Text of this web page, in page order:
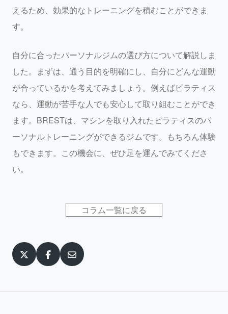
えるため、効果的なトレーニングを積むことができま
す。
自分に合ったパーソナルジムの選び方について解説しま
した。まずは、通う目的を明確にし、自分にどんな運動
が合っているかを考えてみましょう。例えばピラティス
なら、運動が苦手な人でも安心して取り組むことができ
ます。BRESTは、マシンを取り入れたピラティスのパ
ーソナルトレーニングができるジムです。もちろん体験
もできます。この機会に、ぜひ足を運んでみてくださ
い。
コラム一覧に戻る
X facebookEmail